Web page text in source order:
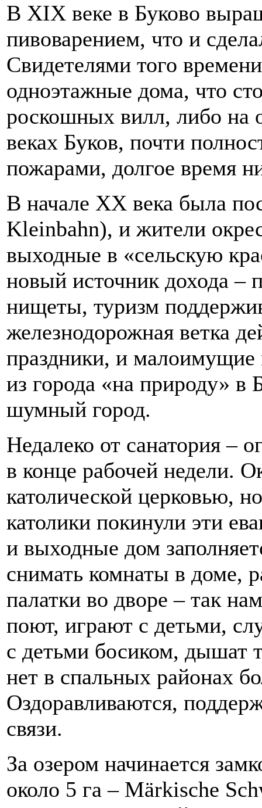
В ХIХ веке в Буково
пивоварением, что и
Свидетелями того
одноэтажные дома, что
роскошных вилл, либо
веках Буков, почти
пожарами, долгое время
В начале ХХ века была
Kleinbahn), и жители
выходные в «сельскую
новый источник дохода –
нищеты, туризм
железнодорожная ветка
праздники, и малоимущие
из города «на природу» в
шумный город.
Недалеко от санатория –
в конце рабочей недели.
католической церковью,
католики покинули эти
и выходные дом
снимать комнаты в доме,
палатки во дворе – так
поют, играют с детьми,
с детьми босиком, дышат
нет в спальных районах
Оздоравливаются,
связи.
За озером начинается
около 5 га – Märkische